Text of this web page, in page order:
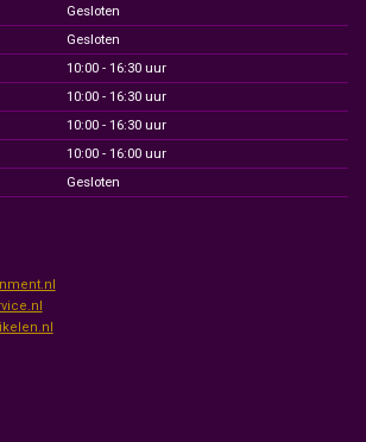
Gesloten
Gesloten
10:00 - 16:30 uur
10:00 - 16:30 uur
10:00 - 16:30 uur
10:00 - 16:00 uur
Gesloten